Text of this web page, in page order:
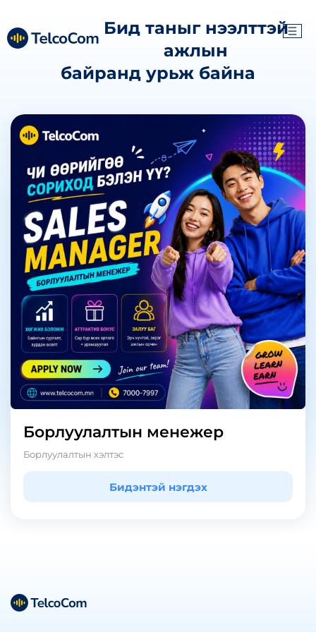
Бид таныг нээлттэй
ажлын
байранд урьж байна
борлуулалтын менежер
Борлуулалтын хэлтэс
Бидэнтэй нэгдэх